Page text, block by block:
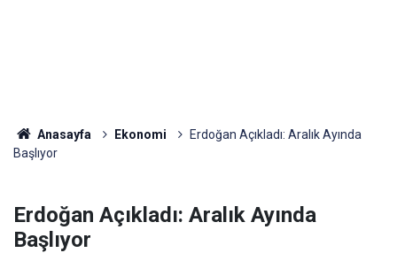
Anasayfa Ekonomi
Erdoğan Açıkladı: Aralık Ayında
Başlıyor
Erdoğan Açıkladı: Aralık Ayında
Başlıyor